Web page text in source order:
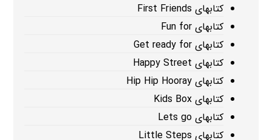
کتابهای First Friends
کتابهای Fun for
کتابهای Get ready for
کتابهای Happy Street
کتابهای Hip Hip Hooray
کتابهای Kids Box
کتابهای Lets go
کتابهای Little Steps